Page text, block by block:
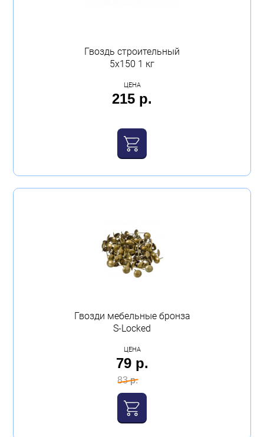
Гвоздь строительный
5х150 1 кг
ЦЕНА
215 р.
Гвозди мебельные бронза
S-Locked
ЦЕНА
79 р.
83 р.